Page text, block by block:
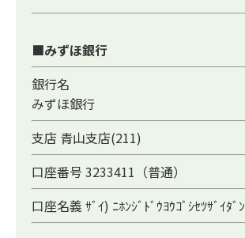
■みずほ銀行
銀行名
みずほ銀行
支店 青山支店(211)
口座番号 3233411（普通）
口座名義 ｻﾞｲ) ﾆﾎﾝｼﾞﾄﾞｳﾖｳｺﾞｼｾﾂｻﾞｲﾀﾞﾝ